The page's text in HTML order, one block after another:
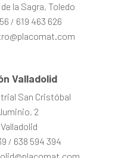
la Sagra, Toledo
/ 619 463 626
Valladolid
San Cristóbal
2
/ 638 594 394